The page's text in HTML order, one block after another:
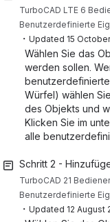
・ Updated 15
Wählen Sie das
werden sollen.
Würfel) wählen
des Objekts und
Klicken Sie im
alle
Schritt 2 -
・ Updated 12 August